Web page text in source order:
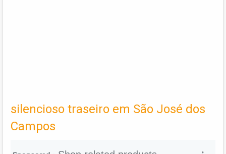
silencioso traseiro em São José dos
Campos